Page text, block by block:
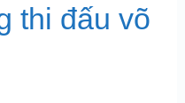
thi đấu võ